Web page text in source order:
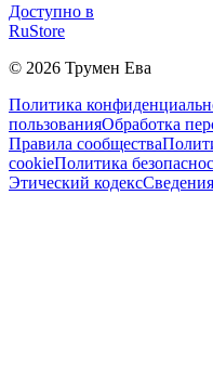
Доступно в
RuStore
© 2026 Трумен Ева
Политика
пользованияОбработка
Правила сообщества
cookieПолитика
Этический кодекс